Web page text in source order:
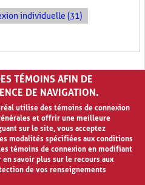
individuelle (31)
TÉMOINS AFIN DE
DE NAVIGATION.
utilise des témoins de connexion
et offrir une meilleure
sur le site, vous acceptez
modalités spécifiées aux conditions
témoins de connexion en modifiant
savoir plus sur le recours aux
de vos renseignements